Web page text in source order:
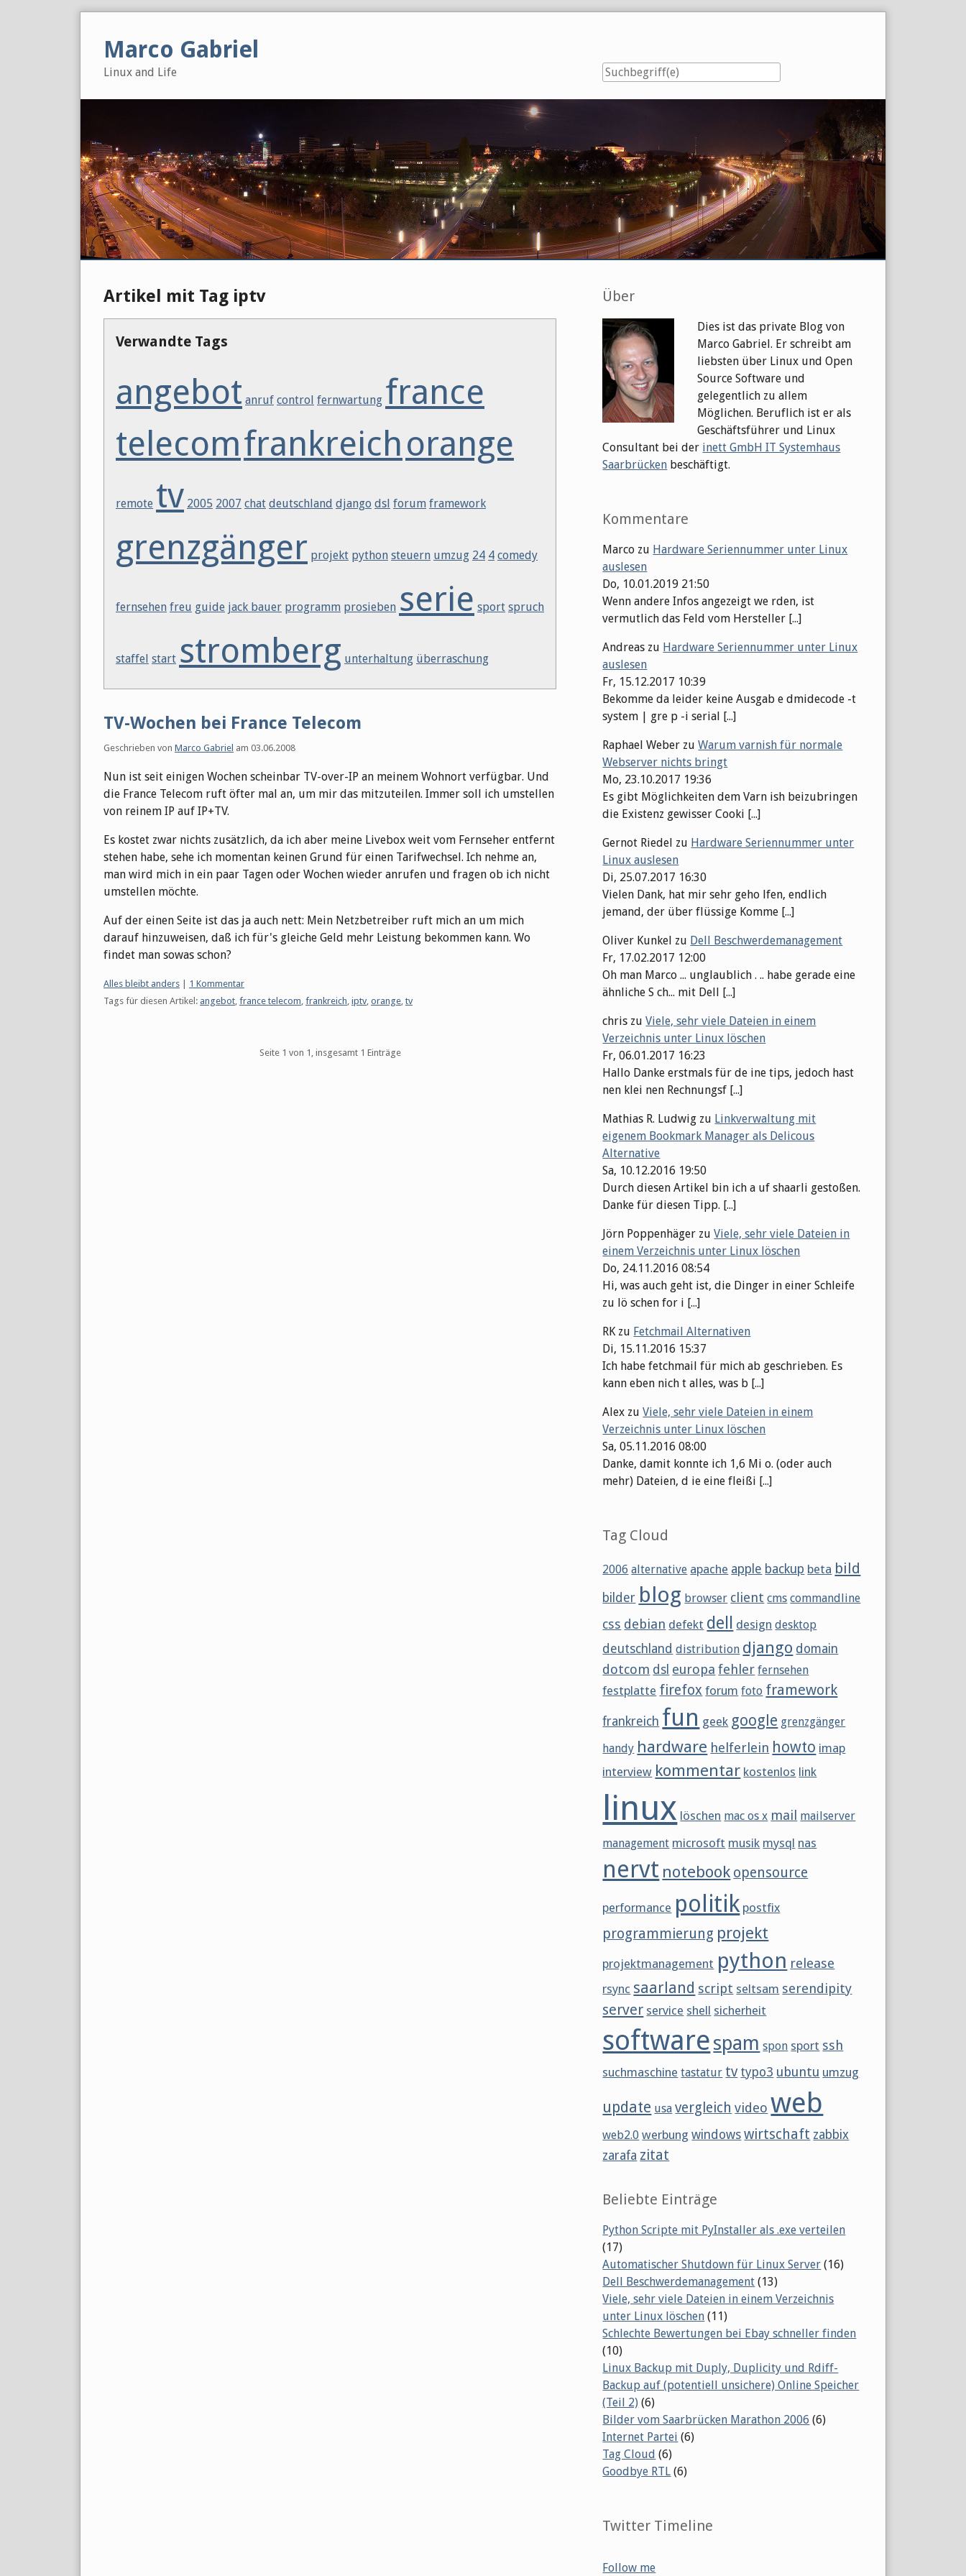
Marco Gabriel
Linux and Life
Artikel mit Tag iptv
Verwandte Tags
angebot anruf control fernwartung france
telecomfrankreichorange
remote tv 2005 2007 chat deutschland django dsl forum framework
grenzgänger projekt python steuern umzug 24 4 comedy
fernsehen freu guide jack bauer programm prosieben serie sport spruch
staffel start stromberg unterhaltung überraschung
TV-Wochen bei France Telecom
Geschrieben von Marco Gabriel am 03.06.2008
Nun ist seit einigen Wochen scheinbar TV-over-IP an meinem Wohnort verfügbar. Und
die France Telecom ruft öfter mal an, um mir das mitzuteilen. Immer soll ich umstellen
von reinem IP auf IP+TV.
Es kostet zwar nichts zusätzlich, da ich aber meine Livebox weit vom Fernseher entfernt
stehen habe, sehe ich momentan keinen Grund für einen Tarifwechsel. Ich nehme an,
man wird mich in ein paar Tagen oder Wochen wieder anrufen und fragen ob ich nicht
umstellen möchte.
Auf der einen Seite ist das ja auch nett: Mein Netzbetreiber ruft mich an um mich
darauf hinzuweisen, daß ich für's gleiche Geld mehr Leistung bekommen kann. Wo
findet man sowas schon?
Kategorien:
Alles bleibt anders | 1 Kommentar
Tags für diesen Artikel: angebot france telecom frankreich iptv orange tv
Seite 1 von 1, insgesamt 1 Einträge
Seitenleiste
Über
Dies ist das private Blog von
Marco Gabriel. Er schreibt am
liebsten über Linux und Open
Source Software und
gelegentlich zu allem
Möglichen. Beruflich ist er als
Geschäftsführer und Linux
Consultant bei der inett GmbH IT Systemhaus
Saarbrücken beschäftigt.
Kommentare
Marco zu Hardware Seriennummer unter Linux
auslesen
Do, 10.01.2019 21:50
Wenn andere Infos angezeigt we rden, ist
vermutlich das Feld vom Hersteller [...]
Andreas zu Hardware Seriennummer unter Linux
auslesen
Fr, 15.12.2017 10:39
Bekomme da leider keine Ausgab e dmidecode -t
system | gre p -i serial [...]
Raphael Weber zuWarum varnish für normale
Webserver nichts bringt
Mo, 23.10.2017 19:36
Es gibt Möglichkeiten dem Varn ish beizubringen
die Existenz gewisser Cooki [...]
Gernot Riedel zu Hardware Seriennummer unter
Linux auslesen
Di, 25.07.2017 16:30
Vielen Dank, hat mir sehr geho lfen, endlich
jemand, der über flüssige Komme [...]
Oliver Kunkel zu Dell Beschwerdemanagement
Fr, 17.02.2017 12:00
Oh man Marco ... unglaublich . .. habe gerade eine
ähnliche S ch... mit Dell [...]
chris zuViele, sehr viele Dateien in einem
Verzeichnis unter Linux löschen
Fr, 06.01.2017 16:23
Hallo Danke erstmals für de ine tips, jedoch hast
nen klei nen Rechnungsf [...]
Mathias R. Ludwig zu Linkverwaltung mit
eigenem Bookmark Manager als Delicous
Alternative
Sa, 10.12.2016 19:50
Durch diesen Artikel bin ich a uf shaarli gestoßen.
Danke für diesen Tipp. [...]
Jörn Poppenhäger zuViele, sehr viele Dateien in
einem Verzeichnis unter Linux löschen
Do, 24.11.2016 08:54
Hi, was auch geht ist, die Dinger in einer Schleife
zu lö schen for i [...]
RK zu Fetchmail Alternativen
Di, 15.11.2016 15:37
Ich habe fetchmail für mich ab geschrieben. Es
kann eben nich t alles, was b [...]
Alex zuViele, sehr viele Dateien in einem
Verzeichnis unter Linux löschen
Sa, 05.11.2016 08:00
Danke, damit konnte ich 1,6 Mi o. (oder auch
mehr) Dateien, d ie eine fleißi [...]
Tag Cloud
2006 alternative apache apple backup beta bild
bilder blog browser client cms commandline
css debian defekt dell design desktop
deutschland distribution django domain
dotcom dsl europa fehler fernsehen
festplatte firefox forum foto framework
frankreich fun geek google grenzgänger
handy hardware helferlein howto imap
interview kommentar kostenlos link
linux löschen mac os x mail mailserver
management microsoft musik mysql nas
nervt notebook opensource
performance politik postfix
programmierung projekt
projektmanagement python release
rsync saarland script seltsam serendipity
server service shell sicherheit
softwarespam spon sport ssh
suchmaschine tastatur tv typo3 ubuntu umzug
update usa vergleich video web
web2.0 werbung windows wirtschaft zabbix
zarafa zitat
Beliebte Einträge
Python Scripte mit PyInstaller als .exe verteilen
(17)
Automatischer Shutdown für Linux Server (16)
Dell Beschwerdemanagement (13)
Viele, sehr viele Dateien in einem Verzeichnis
unter Linux löschen (11)
Schlechte Bewertungen bei Ebay schneller finden
(10)
Linux Backup mit Duply, Duplicity und Rdiff-
Backup auf (potentiell unsichere) Online Speicher
(Teil 2) (6)
Bilder vom Saarbrücken Marathon 2006 (6)
Internet Partei (6)
Tag Cloud (6)
Goodbye RTL (6)
Twitter Timeline
Follow me